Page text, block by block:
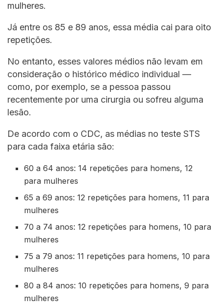
mulheres.
Já entre os 85 e 89 anos, essa média cai para oito
repetições.
No entanto, esses valores médios não levam em
consideração o histórico médico individual —
como, por exemplo, se a pessoa passou
recentemente por uma cirurgia ou sofreu alguma
lesão.
De acordo com o CDC, as médias no teste STS
para cada faixa etária são:
60 a 64 anos: 14 repetições para homens, 12
para mulheres
65 a 69 anos: 12 repetições para homens, 11 para
mulheres
70 a 74 anos: 12 repetições para homens, 10 para
mulheres
75 a 79 anos: 11 repetições para homens, 10 para
mulheres
80 a 84 anos: 10 repetições para homens, 9 para
mulheres